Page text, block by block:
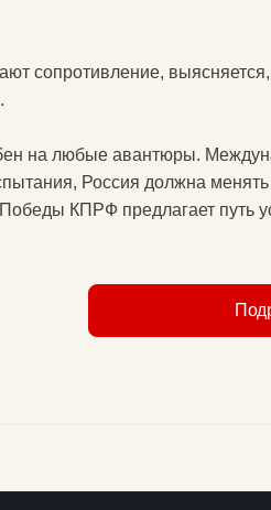
сопротивление,
на любые авантюры.
Россия должна
КПРФ предлагает путь